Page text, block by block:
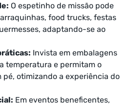
O espetinho de missão pode
food trucks, festas
adaptando-se ao
Invista em embalagens
temperatura e permitam o
pé, otimizando a experiência do
Em eventos beneficentes,